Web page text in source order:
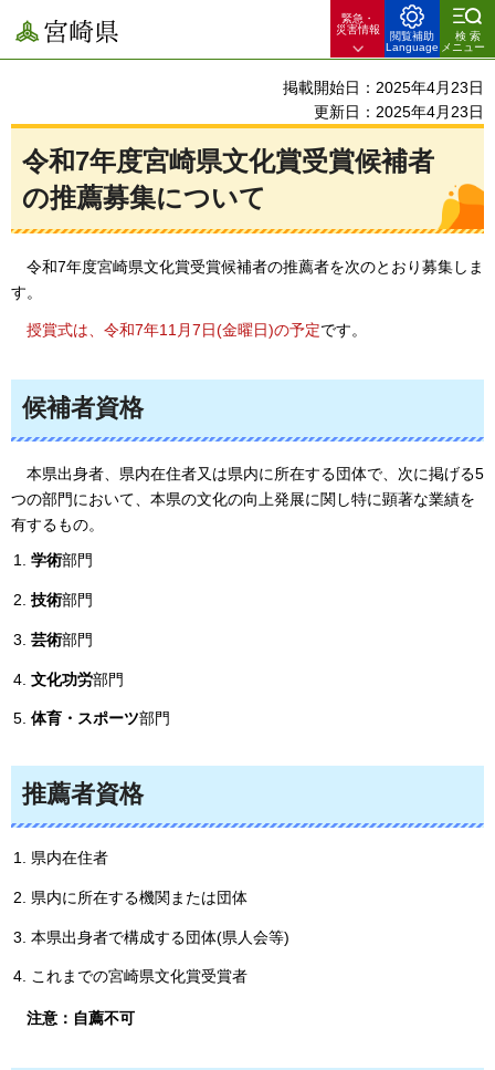
宮崎県
緊急・
災害情報
閲覧補助
Language
検索
メニュー
掲載開始日：2025年4月23日
更新日：2025年4月23日
令和7年度宮崎県文化賞受賞候補者
の推薦募集について
令和7年度宮崎県文化賞受賞候補者の推薦者を次のとおり募集しま
す。
授賞式は、令和7年11月7日(金曜日)の予定です。
候補者資格
本県出身者、県内在住者又は県内に所在する団体で、次に掲げる5
つの部門において、本県の文化の向上発展に関し特に顕著な業績を
有するもの。
学術部門
技術部門
芸術部門
文化功労部門
体育・スポーツ部門
推薦者資格
県内在住者
県内に所在する機関または団体
本県出身者で構成する団体(県人会等)
これまでの宮崎県文化賞受賞者
注意：自薦不可